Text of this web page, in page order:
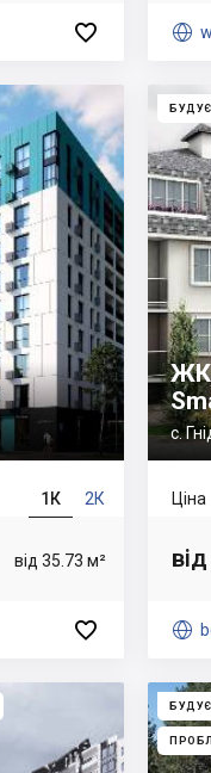
 
1К 2К
від 35.73 м²

ЖК
с.
Ціна
